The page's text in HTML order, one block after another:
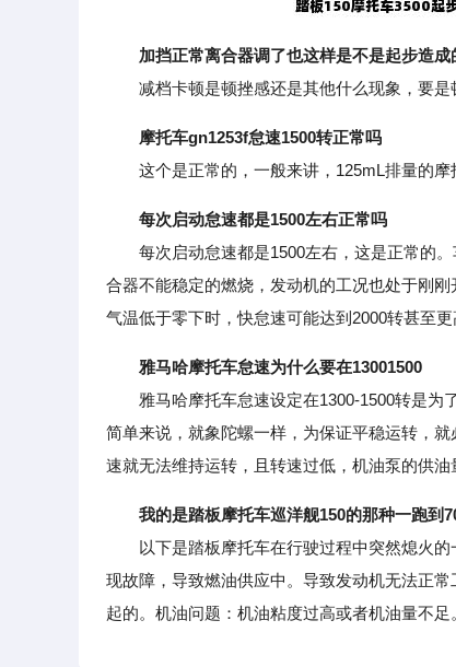
加挡正常离合器调了也这样是不是起步造
减档卡顿是顿挫感还是其他什么现象，要是
摩托车gn1253f怠速1500转正常吗
这个是正常的，一般来讲，125mL排量的摩
每次启动怠速都是1500左右正常吗
每次启动怠速都是1500左右，这是正常的。
合器不能稳定的燃烧，发动机的工况也处于刚
气温低于零下时，快怠速可能达到2000转甚至更
雅马哈摩托车怠速为什么要在13001500
雅马哈摩托车怠速设定在1300-1500转是为了
简单来说，就象陀螺一样，为保证平稳运转，
速就无法维持运转，且转速过低，机油泵的供油
我的是踏板摩托车巡洋舰150的那种一跑到
以下是踏板摩托车在行驶过程中突然熄火的
现故障，导致燃油供应中。导致发动机无法正
起的。机油问题：机油粘度过高或者机油量不足